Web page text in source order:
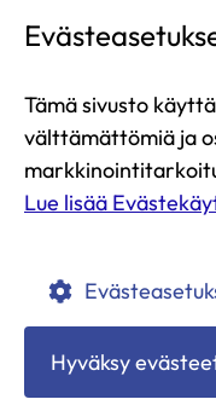
Jäsenille
Ajankohtaista
Yritysyhteistyö ja
Lahjoita
Tietosuojaselosteet
Tämä sivusto
välttämättömiä ja
Lue lisää
Hyväksy